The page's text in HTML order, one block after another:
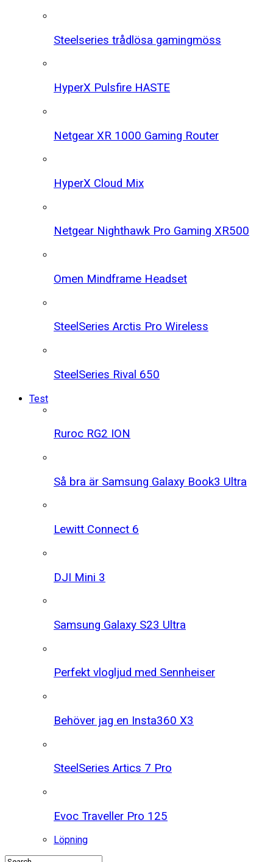
Steelseries trådlösa gamingmöss
HyperX Pulsfire HASTE
Netgear XR 1000 Gaming Router
HyperX Cloud Mix
Netgear Nighthawk Pro Gaming XR500
Omen Mindframe Headset
SteelSeries Arctis Pro Wireless
SteelSeries Rival 650
Test
Ruroc RG2 ION
Så bra är Samsung Galaxy Book3 Ultra
Lewitt Connect 6
DJI Mini 3
Samsung Galaxy S23 Ultra
Perfekt vlogljud med Sennheiser
Behöver jag en Insta360 X3
SteelSeries Artics 7 Pro
Evoc Traveller Pro 125
Löpning